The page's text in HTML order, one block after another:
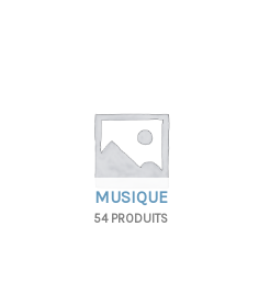
MUSIQUE
54 PRODUITS